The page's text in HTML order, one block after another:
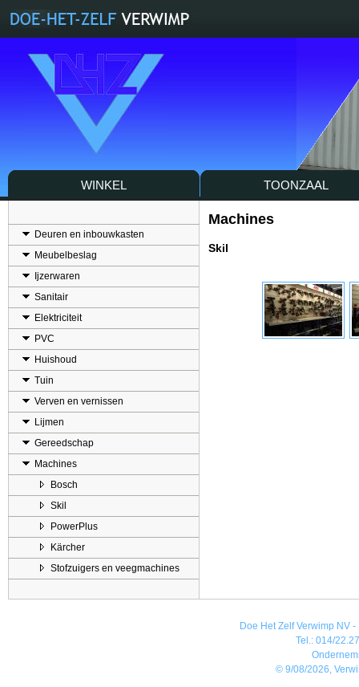
WINKEL TOONZAAL
Deuren en inbouwkasten
Meubelbeslag
Ijzerwaren
Sanitair
Elektriciteit
PVC
Huishoud
Tuin
Verven en vernissen
Lijmen
Gereedschap
Machines
Bosch
Skil
PowerPlus
Kärcher
Stofzuigers en veegmachines
Machines
Skil
Doe Het Zelf Verwimp NV
Tel.: 014/
© 9/08/2026,